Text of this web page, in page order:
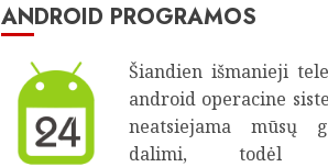
ANDROID PROGRAMOS
Šiandien išmanieji
android operacine
neatsiejama mūsų
dalimi, todėl